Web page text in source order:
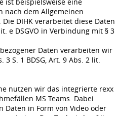
nach dem Allgemeinen
DIHK verarbeitet diese Daten
e DSGVO in Verbindung mit § 3
Daten verarbeiten wir
S. 1 BDSG, Art. 9 Abs. 2 lit.
nutzen wir das integrierte rexx
MS Teams. Dabei
Daten in Form von Video oder